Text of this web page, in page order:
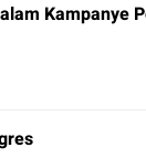
Kampanye